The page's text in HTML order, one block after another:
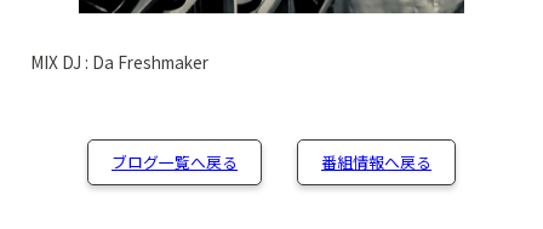
MIX DJ : Da Freshmaker
ブログ一覧へ戻る 番組情報へ戻る